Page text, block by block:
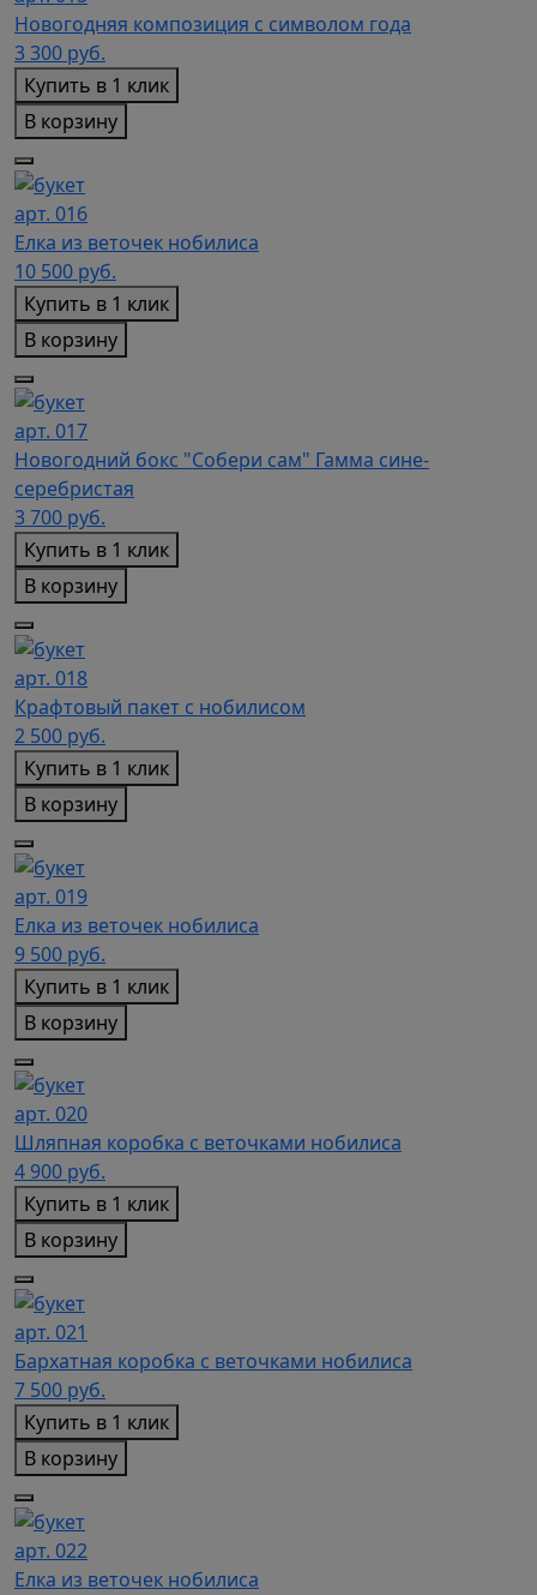
Новогодняя композиция с символом года
3 300 руб.
Купить в 1 клик
В корзину
арт. 016
Елка из веточек нобилиса
10 500 руб.
Купить в 1 клик
В корзину
арт. 017
Новогодний бокс "Собери сам" Гамма сине-
серебристая
3 700 руб.
Купить в 1 клик
В корзину
арт. 018
Крафтовый пакет с нобилисом
2 500 руб.
Купить в 1 клик
В корзину
арт. 019
Елка из веточек нобилиса
9 500 руб.
Купить в 1 клик
В корзину
арт. 020
Шляпная коробка с веточками нобилиса
4 900 руб.
Купить в 1 клик
В корзину
арт. 021
Бархатная коробка с веточками нобилиса
7 500 руб.
Купить в 1 клик
В корзину
арт. 022
Елка из веточек нобилиса